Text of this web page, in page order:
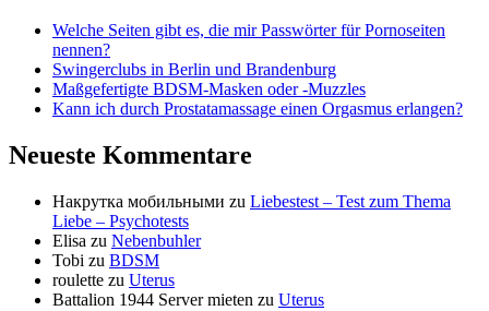
Welche Seiten gibt es, die mir Passwörter für Pornoseiten
nennen?
Swingerclubs in Berlin und Brandenburg
Maßgefertigte BDSM-Masken oder -Muzzles
Kann ich durch Prostatamassage einen Orgasmus erlangen?
Neueste Kommentare
Накрутка мобильными zu Liebestest – Test zum Thema
Liebe – Psychotests
Elisa zu Nebenbuhler
Tobi zu BDSM
roulette zu Uterus
Battalion 1944 Server mieten zu Uterus